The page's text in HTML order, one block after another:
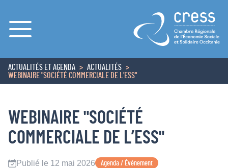
Menu
ACCUEIL
ACTUALITÉS ET AGENDA
ACTUALITÉS
WEBINAIRE "SOCIÉTÉ COMMERCIALE DE L’ESS"
WEBINAIRE "SOCIÉTÉ
COMMERCIALE DE L’ESS"
Publié le 12 mai 2026
Agenda / Événement